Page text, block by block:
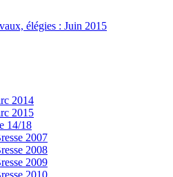
élégies : Juin 2015
2014
2015
14/18
2007
2008
2009
2010